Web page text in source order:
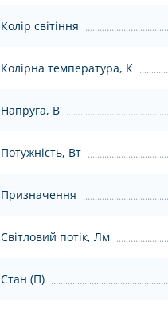
Колір світіння
Колірна температура, К
Напруга, В
Потужність, Вт
Призначення
Світловий потік, Лм
Стан (П)